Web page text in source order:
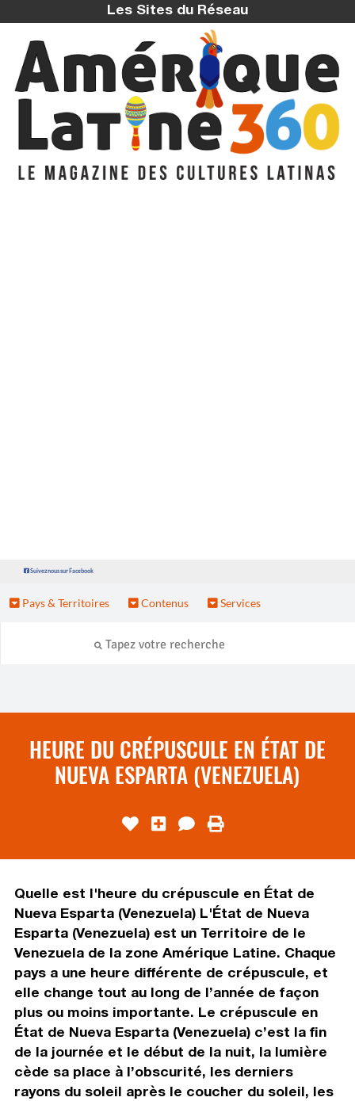
Les Sites du Réseau
Suivez nous sur Facebook
Pays & Territoires Contenus Services
HEURE DU CRÉPUSCULE EN ÉTAT DE
NUEVA ESPARTA (VENEZUELA)
Quelle est l'heure du crépuscule en État de
Nueva Esparta (Venezuela) L'État de Nueva
Esparta (Venezuela) est un Territoire de le
Venezuela de la zone Amérique Latine. Chaque
pays a une heure différente de crépuscule, et
elle change tout au long de l’année de façon
plus ou moins importante. Le crépuscule en
État de Nueva Esparta (Venezuela) c’est la fin
de la journée et le début de la nuit, la lumière
cède sa place à l’obscurité, les derniers
rayons du soleil après le coucher du soleil, les